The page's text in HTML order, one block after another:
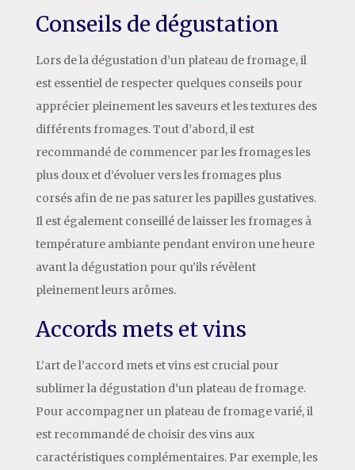
Conseils de dégustation
Lors de la dégustation d’un plateau de fromage, il
est essentiel de respecter quelques conseils pour
apprécier pleinement les saveurs et les textures des
différents fromages. Tout d’abord, il est
recommandé de commencer par les fromages les
plus doux et d’évoluer vers les fromages plus
corsés afin de ne pas saturer les papilles gustatives.
Il est également conseillé de laisser les fromages à
température ambiante pendant environ une heure
avant la dégustation pour qu’ils révèlent
pleinement leurs arômes.
Accords mets et vins
L’art de l’accord mets et vins est crucial pour
sublimer la dégustation d’un plateau de fromage.
Pour accompagner un plateau de fromage varié, il
est recommandé de choisir des vins aux
caractéristiques complémentaires. Par exemple, les